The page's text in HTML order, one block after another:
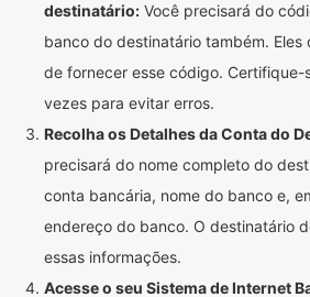
destinatário: Você precisará do
banco do destinatário também. Eles
de fornecer esse código.
vezes para evitar erros.
Recolha os Detalhes da Conta do
precisará do nome completo do
conta bancária, nome do banco e,
endereço do banco. O destinatário
essas informações.
Acesse o seu Sistema de Internet